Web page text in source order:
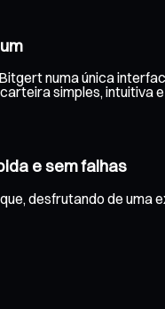
numa única
simples, intuitiva
e sem falhas
desfrutando de